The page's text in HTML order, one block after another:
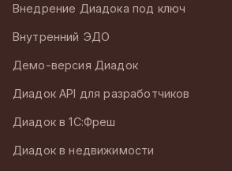
Внедрение Диадока под ключ
Внутренний ЭДО
Демо-версия Диадок
Диадок API для разработчиков
Диадок в 1С:Фреш
Диадок в недвижимости